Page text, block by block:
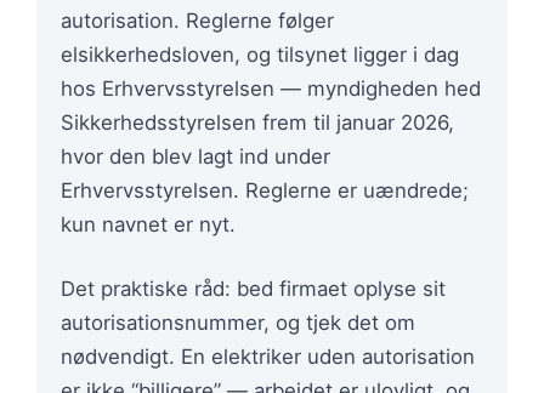
autorisation. Reglerne følger
elsikkerhedsloven, og tilsynet ligger i dag
hos Erhvervsstyrelsen — myndigheden hed
Sikkerhedsstyrelsen frem til januar 2026,
hvor den blev lagt ind under
Erhvervsstyrelsen. Reglerne er uændrede;
kun navnet er nyt.
Det praktiske råd: bed firmaet oplyse sit
autorisationsnummer, og tjek det om
nødvendigt. En elektriker uden autorisation